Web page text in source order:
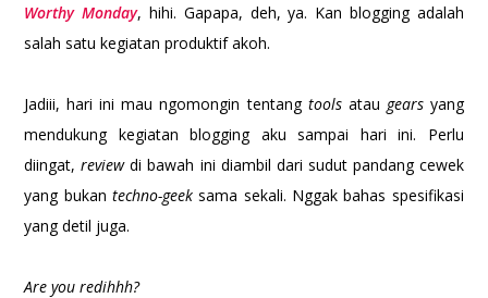
Worthy Monday, hihi. Gapapa, deh, ya. Kan blogging adalah
salah satu kegiatan produktif akoh.
Jadiii, hari ini mau ngomongin tentang toolsatau gearsyang
mendukung kegiatan blogging aku sampai hari ini. Perlu
diingat,reviewdi bawah ini diambil dari sudut pandang cewek
yang bukantechno-geek sama sekali. Nggak bahas spesifikasi
yang detil juga.
Are you redihhh?